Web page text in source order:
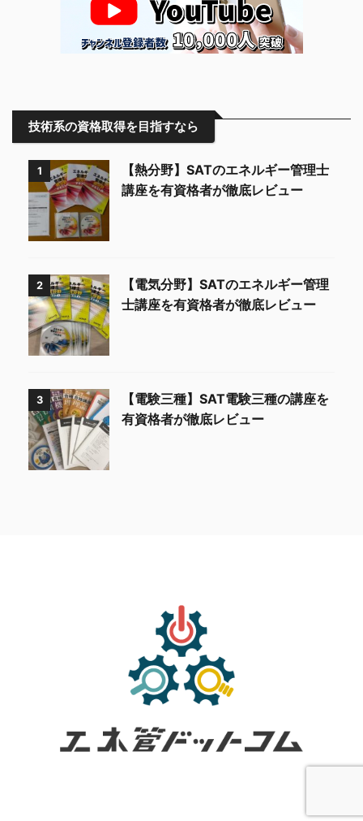
技術系の資格取得を目指すなら
1
【熱分野】SATのエネルギー管理士
講座を有資格者が徹底レビュー
2
【電気分野】SATのエネルギー管理
士講座を有資格者が徹底レビュー
3
【電験三種】SAT電験三種の講座を
有資格者が徹底レビュー